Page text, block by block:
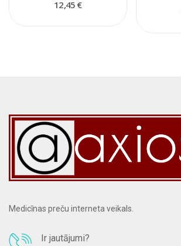
12,45 €
Medicīnas preču interneta veikals.
Ir jautājumi?